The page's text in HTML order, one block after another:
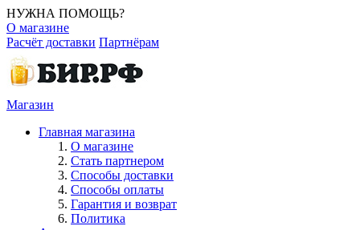
НУЖНА ПОМОЩЬ?
О магазине
Расчёт доставки Партнёрам
Магазин
Главная магазина
О магазине
Стать партнером
Способы доставки
Способы оплаты
Гарантия и возврат
Политика